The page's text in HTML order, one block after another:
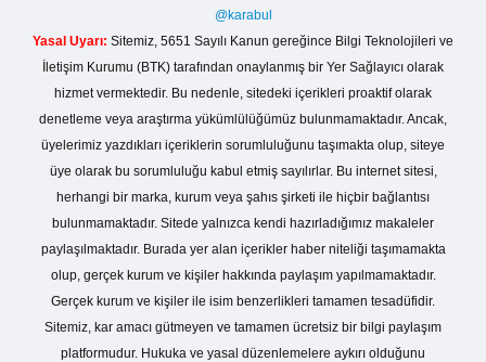
@karabul
Yasal Uyarı: Sitemiz, 5651 Sayılı Kanun gereğince Bilgi Teknolojileri ve
İletişim Kurumu (BTK) tarafından onaylanmış bir Yer Sağlayıcı olarak
hizmet vermektedir. Bu nedenle, sitedeki içerikleri proaktif olarak
denetleme veya araştırma yükümlülüğümüz bulunmamaktadır. Ancak,
üyelerimiz yazdıkları içeriklerin sorumluluğunu taşımakta olup, siteye
üye olarak bu sorumluluğu kabul etmiş sayılırlar. Bu internet sitesi,
herhangi bir marka, kurum veya şahıs şirketi ile hiçbir bağlantısı
bulunmamaktadır. Sitede yalnızca kendi hazırladığımız makaleler
paylaşılmaktadır. Burada yer alan içerikler haber niteliği taşımamakta
olup, gerçek kurum ve kişiler hakkında paylaşım yapılmamaktadır.
Gerçek kurum ve kişiler ile isim benzerlikleri tamamen tesadüfidir.
Sitemiz, kar amacı gütmeyen ve tamamen ücretsiz bir bilgi paylaşım
platformudur. Hukuka ve yasal düzenlemelere aykırı olduğunu